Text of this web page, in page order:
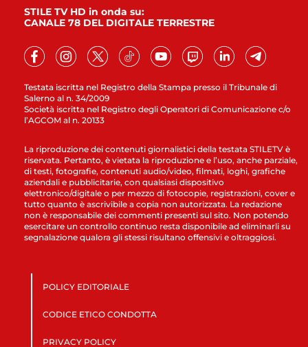
Testata iscritta nel Registro della Stampa presso il Tribunale di
Salerno al n. 34/2009
Società iscritta nel Registro degli Operatori di Comunicazione c/o
l’AGCOM al n. 20133
STILE TV HD in onda su:
CANALE 78 DEL DIGITALE TERRESTRE
La riproduzione dei contenuti giornalistici della testata STILETV è
riservata. Pertanto, è vietata la riproduzione e l’uso, anche parziale,
di testi, fotografie, contenuti audio/video, filmati, loghi, grafiche
aziendali e pubblicitarie, con qualsiasi dispositivo
elettronico/digitale o per mezzo di fotocopie, registrazioni, cover e
tutto quanto è ascrivibile a copia non autorizzata. La redazione
non è responsabile dei commenti presenti sul sito. Non potendo
esercitare un controllo continuo resta disponibile ad eliminarli su
segnalazione qualora gli stessi risultano offensivi e oltraggiosi.
POLICY EDITORIALE
CODICE ETICO CONDOTTA
PRIVACY POLICY